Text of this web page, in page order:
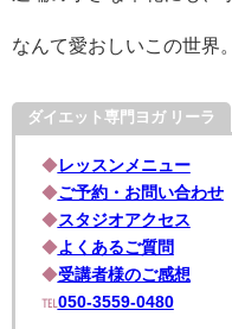
なんて愛おしいこの世界。
ダイエット専門ヨガ リーラ
◆ レッスンメニュー
◆ご予約・お問い合わせ
◆ スタジオアクセス
◆ よくあるご質問
◆受講者様のご感想
℡ 050-3559-0480